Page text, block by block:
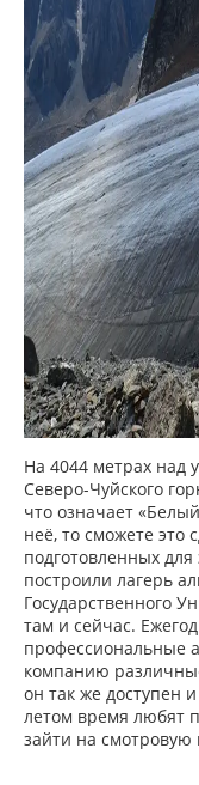
На 4044 метрах над
Северо-Чуйского
что означает
неё, то сможете это
подготовленных для
построили лагерь
Государственного
там и сейчас.
профессиональные
компанию
он так же доступен
летом время любят
зайти на смотровую